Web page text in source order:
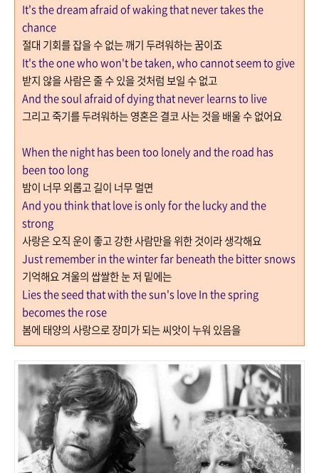
It's the dream afraid of waking that never takes the
chance
절대 기회를 잡을 수 없는 깨기 두려워하는 꿈이죠
It's the one who won't be taken, who cannot seem to give
받지 않을 사람은 줄 수 있을 것처럼 보일 수 없고
And the soul afraid of dying that never learns to live
그리고 죽기를 두려워하는 영혼은 결코 사는 것을 배울 수 없어요
When the night has been too lonely and the road has
been too long
밤이 너무 외롭고 길이 너무 멀면
And you think that love is only for the lucky and the
strong
사랑은 오직 운이 좋고 강한 사람만을 위한 것이라 생각해요
Just remember in the winter far beneath the bitter snows
기억해요 겨울의 쌉쌀한 눈 저 밑에는
Lies the seed that with the sun's love In the spring
becomes the rose
봄에 태양의 사랑으로 장미가 되는 씨앗이 누워 있음을